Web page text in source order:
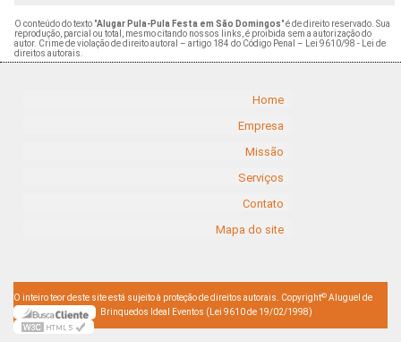
O conteúdo do texto "Alugar Pula-Pula Festa em São Domingos" é de direito reservado. Sua
reprodução, parcial ou total, mesmo citando nossos links, é proibida sem a autorização do
autor. Crime de violação de direito autoral – artigo 184 do Código Penal –
Lei 9610/98 - Lei de
direitos autorais
Home
Empresa
Missão
Serviços
Contato
Mapa do site
O inteiro teor deste site está sujeito à proteção de direitos autorais. Copyright© Aluguel de
Brinquedos Ideal Eventos (Lei 9610 de 19/02/1998)